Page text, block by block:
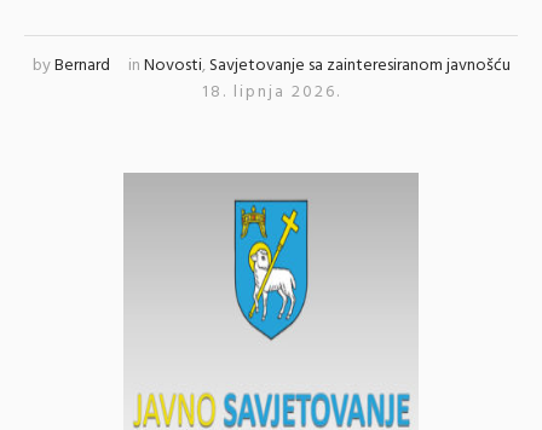
byBernard inNovosti,Savjetovanje sa zainteresiranom javnošću
18. lipnja 2026.